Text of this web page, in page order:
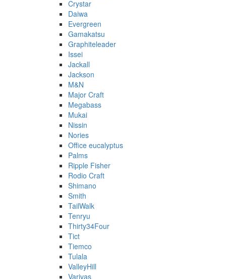
Crystar
Daiwa
Evergreen
Gamakatsu
Graphiteleader
Issei
Jackall
Jackson
M&N
Major Craft
Megabass
Mukai
Nissin
Nories
Office eucalyptus
Palms
Ripple Fisher
Rodio Craft
Shimano
Smith
TailWalk
Tenryu
Thirty34Four
Tict
Tiemco
Tulala
ValleyHill
Varivas